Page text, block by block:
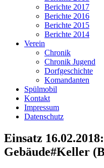
Berichte 2017
Berichte 2016
Berichte 2015
Berichte 2014
Verein
Chronik
Chronik Jugend
Dorfgeschichte
Komandanten
Spülmobil
Kontakt
Impressum
Datenschutz
Einsatz
Gebäude#Keller